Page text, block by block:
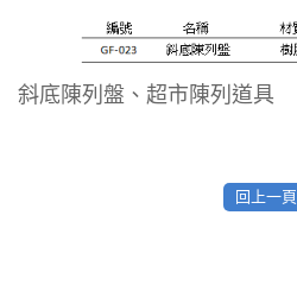
斜底陳列盤、超市陳列道具
回上一頁